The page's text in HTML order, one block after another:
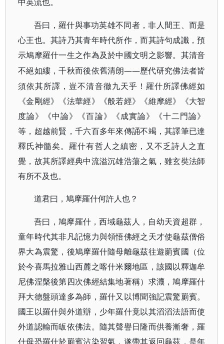
中英流也。
吾曰，羅什與事功英雄不同者，非人間王、而是
心王也。其詩乃其青年時代所作，而其詩句成讖，預
示鳩摩羅什一生之作為及於中國文明之影響。其清音
不絕如縷，千秋而後依舊清朗——歷代研究佛法者皆
須依其所譯，豈不清音徹九天乎！羅什所譯佛經如
《金剛經》《法華經》《般若經》《維摩經》《大智
度論》《中論》《百論》《成實論》《十二門論》
等，超越前賢，千六百多年來傳誦不竭，其譯筆已達
釋氏神髓矣。羅什有哲人之縝密，又不乏詩人之直
覺，故其所譯經典中流溢沉雄浩蕩之氣，雖玄奘法師
有所不及也。
道君曰，鳩摩羅什何許人也？
吾曰，鳩摩羅什，西域龜茲人，自幼天資超群，
童年時代其非凡記憶力與領悟佛經之天才使龜茲僧俗
界大為震驚，後鳩摩羅什隨母離龜茲往遊罽賓國（位
於今喜馬拉雅山西麓之喀什米爾地區，該國以釋迦牟
尼佛涅槃後第四次佛經結集地著稱）求灋，鳩摩羅什
拜大德盤頭達多為師，羅什又以博聞強記震驚罽賓。
國王以羅什與外道辯，少年羅什竟以其滔滔法語而使
外道認輸而皈依佛法。隨其聲譽日隆而供養漸奢，羅
什母恐羅什於罽賓沾染習氣，遂帶其返回龜茲，是年